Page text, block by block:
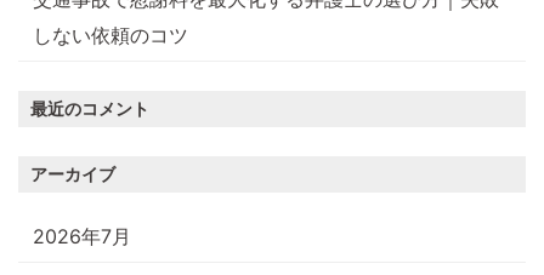
しない依頼のコツ
最近のコメント
アーカイブ
2026年7月